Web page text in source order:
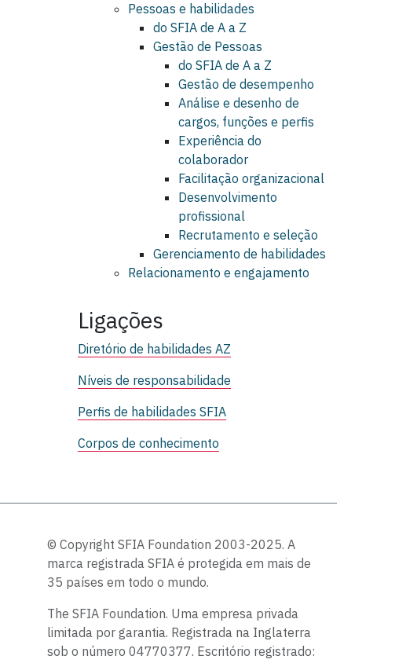
Pessoas e habilidades
do SFIA de A a Z
Gestão de Pessoas
do SFIA de A a Z
Gestão de desempenho
Análise e desenho de
cargos, funções e perfis
Experiência do
colaborador
Facilitação organizacional
Desenvolvimento
profissional
Recrutamento e seleção
Gerenciamento de habilidades
Relacionamento e engajamento
Ligações
Diretório de habilidades AZ
Níveis de responsabilidade
Perfis de habilidades SFIA
Corpos de conhecimento
© Copyright SFIA Foundation 2003-2025. A
marca registrada SFIA é protegida em mais de
35 países em todo o mundo.
The SFIA Foundation. Uma empresa privada
limitada por garantia. Registrada na Inglaterra
sob o número 04770377. Escritório registrado: